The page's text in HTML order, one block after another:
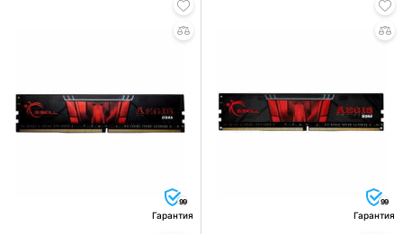
99
Гарантия
99
Гарантия